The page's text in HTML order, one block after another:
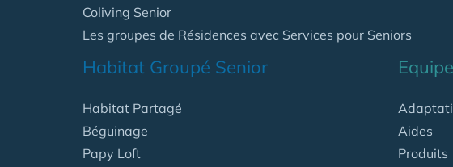
Coliving Senior
Les groupes de Résidences avec Services pour Seniors
Habitat Groupé Senior
Habitat Partagé
Béguinage
Papy Loft
Aides
Produits